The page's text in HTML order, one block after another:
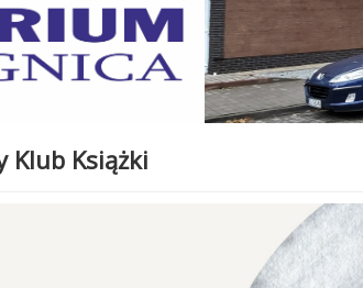
Klub Książki